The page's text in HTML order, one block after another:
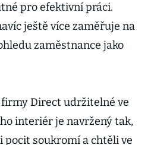
pro efektivní práci.
ještě více zaměřuje na
zaměstnance jako
Direct udržitelné ve
interiér je navržený tak,
pocit soukromí a chtěli ve